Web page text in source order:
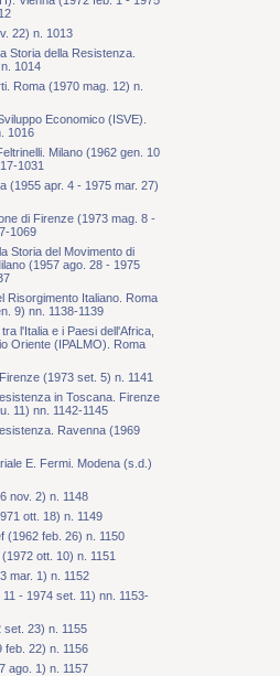
22) n. 1013
Storia della Resistenza.
1014
Roma (1970 mag. 12) n.
Economico (ISVE).
1016
Milano (1962 gen. 10
1031
(1955 apr. 4 - 1975 mar. 27)
di Firenze (1973 mag. 8 -
1069
Storia del Movimento di
(1957 ago. 28 - 1975
Risorgimento Italiano. Roma
9) nn. 1138-1139
l'Italia e i Paesi dell'Africa,
Oriente (IPALMO). Roma
(1973 set. 5) n. 1141
in Toscana. Firenze
11) nn. 1142-1145
Ravenna (1969
E. Fermi. Modena (s.d.)
nov. 2) n. 1148
ott. 18) n. 1149
(1962 feb. 26) n. 1150
ott. 10) n. 1151
mar. 1) n. 1152
- 1974 set. 11) nn. 1153-
set. 23) n. 1155
feb. 22) n. 1156
ago. 1) n. 1157